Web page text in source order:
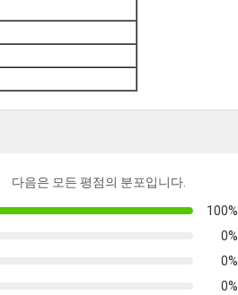
다음은 모든 평점의 분포입니다.
100%
0%
0%
0%